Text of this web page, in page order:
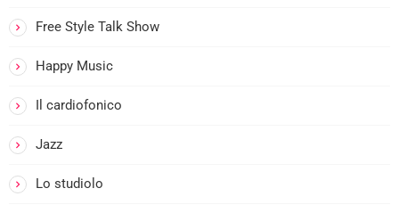
Free Style Talk Show
Happy Music
Il cardiofonico
Jazz
Lo studiolo